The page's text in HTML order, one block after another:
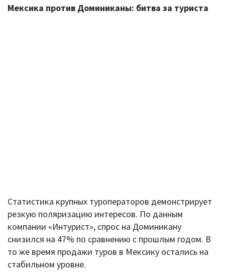
Мексика против Доминиканы: битва за туриста
Статистика крупных туроператоров демонстрирует
резкую поляризацию интересов. По данным
компании «Интурист», спрос на Доминикану
снизился на 47% по сравнению с прошлым годом. В
то же время продажи туров в Мексику остались на
стабильном уровне.